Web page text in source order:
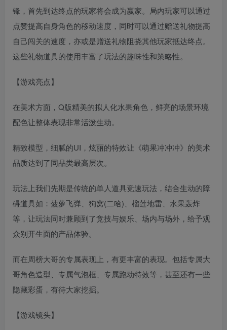
锋，首先到达终点的玩家将会成为赢家。局内玩家可以通过
点赞提高自身角色的移动速度，同时可以通过赠送礼物提高
自己闯关的速度，亦或是赠送礼物阻挠其他玩家抵达终点。
这些礼物道具的使用丰富了玩法的趣味性和策略性。
【游戏亮点】
在美术方面，Q版精美的拟人化水果角色，鲜亮的场景环境
配色让整体表现非常活泼生动。
精致模型，细腻的UI，炫丽的特效让《萌果冲冲冲》的美术
品质达到了同品类最高层次。
玩法上我们先期是传统的单人道具竞速玩法，结合生动的障
碍道具如：菠萝飞弹、狗窝(二哈)、榴莲地雷、水果轰炸
等，让玩法同时兼顾到了竞技与娱乐、场内与场外，给予观
众别开生面的产品体验。
而在周榜大哥的专属表现上，有更丰富的表现。包括专属大
哥角色造型、专属气泡框、专属跑动特效等，甚至还有一些
隐藏彩蛋，有待大家挖掘。
【游戏镜头】